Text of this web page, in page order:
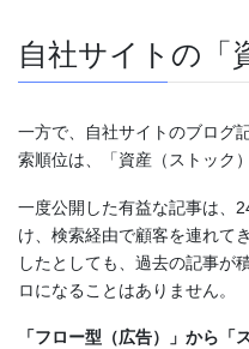
自社サイトの「
一方で、自社サイトのブログ
索順位は、「資産（ストック
一度公開した有益な記事は、
け、検索経由で顧客を連れて
したとしても、過去の記事が
ロになることはありません。
「フロー型（広告）」から